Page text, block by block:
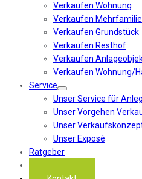
Verkaufen Wohnung
Verkaufen
Verkaufen Grundstück
Verkaufen Resthof
Verkaufen
Verkaufen Wohnung/
Service
Unser Service für
Unser Vorgehen
Unser
Unser Exposé
Ratgeber